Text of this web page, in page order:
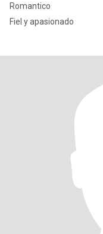
Romantico
Fiel y apasionado